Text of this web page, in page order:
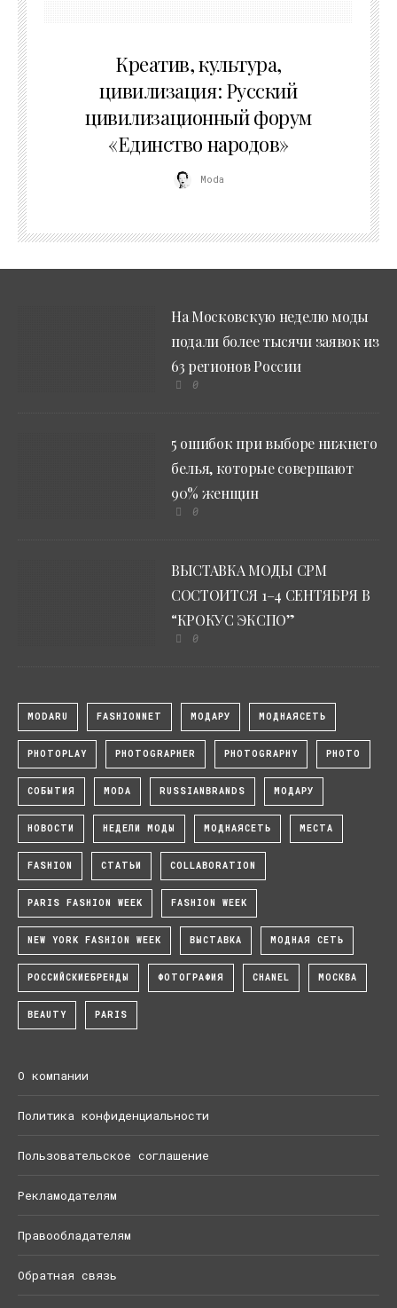
Креатив, культура,
цивилизация: Русский
цивилизационный форум
«Единство народов»
Moda
На Московскую неделю моды
подали более тысячи заявок из
63 регионов России
0
5 ошибок при выборе нижнего
белья, которые совершают
90% женщин
0
ВЫСТАВКА МОДЫ CPM
СОСТОИТСЯ 1–4 СЕНТЯБРЯ В
“КРОКУС ЭКСПО”
0
MODARU FASHIONNET МОДАРУ МОДНАЯСЕТЬ
PHOTOPLAY PHOTOGRAPHER PHOTOGRAPHY PHOTO
СОБЫТИЯ MODA RUSSIANBRANDS МОДАРУ
НОВОСТИ НЕДЕЛИ МОДЫ МОДНАЯСЕТЬ МЕСТА
FASHION СТАТЬИ COLLABORATION
PARIS FASHION WEEK FASHION WEEK
NEW YORK FASHION WEEK ВЫСТАВКА МОДНАЯ СЕТЬ
РОССИЙСКИЕБРЕНДЫ ФОТОГРАФИЯ CHANEL МОСКВА
BEAUTY PARIS
О компании
Политика конфиденциальности
Пользовательское соглашение
Рекламодателям
Правообладателям
Обратная связь